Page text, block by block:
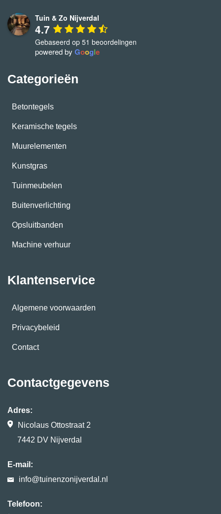
Tuin & Zo Nijverdal
4.7
Gebaseerd op 51 beoordelingen
powered by Google
Categorieën
Betontegels
Keramische tegels
Muurelementen
Kunstgras
Tuinmeubelen
Buitenverlichting
Opsluitbanden
Machine verhuur
Klantenservice
Algemene voorwaarden
Privacybeleid
Contact
Contactgegevens
Adres:
Nicolaus Ottostraat 2
7442 DV Nijverdal
E-mail:
info@tuinenzonijverdal.nl
Telefoon: